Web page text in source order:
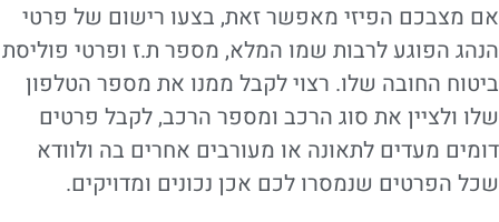
אם מצבכם הפיזי מאפשר זאת, בצעו רישום של פרטי
הנהג הפוגע לרבות שמו המלא, מספר ת.ז ופרטי פוליסת
ביטוח החובה שלו. רצוי לקבל ממנו את מספר הטלפון
שלו ולציין את סוג הרכב ומספר הרכב, לקבל פרטים
דומים מעדים לתאונה או מעורבים אחרים בה ולוודא
שכל הפרטים שנמסרו לכם אכן נכונים ומדויקים.